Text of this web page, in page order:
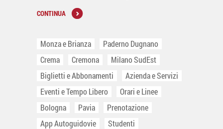
CONTINUA
Monza e Brianza
Paderno Dugnano
Crema
Cremona
Milano SudEst
Biglietti e Abbonamenti
Azienda e Servizi
Eventi e Tempo Libero
Orari e Linee
Bologna
Pavia
Prenotazione
App Autoguidovie
Studenti